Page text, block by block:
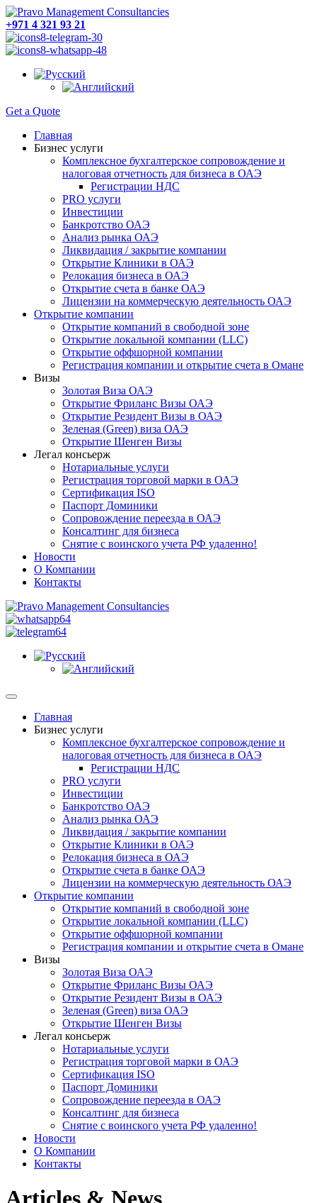
+971 4 321 93 21
Get a Quote
Главная
Бизнес услуги
Комплексное бухгалтерское сопровождение и
налоговая отчетность для бизнеса в ОАЭ
Регистрации НДС
PRO услуги
Инвестиции
Банкротство ОАЭ
Анализ рынка ОАЭ
Ликвидация / закрытие компании
Открытие Клиники в ОАЭ
Релокация бизнеса в ОАЭ
Открытие счета в банке ОАЭ
Лицензии на коммерческую деятельность ОАЭ
Открытие компании
Открытие компаний в свободной зоне
Открытие локальной компании (LLC)
Открытие оффшорной компании
Регистрация компании и открытие счета в Омане
Визы
Золотая Виза ОАЭ
Открытие Фриланс Визы ОАЭ
Открытие Резидент Визы в ОАЭ
Зеленая (Green) виза ОАЭ
Открытие Шенген Визы
Легал консьерж
Нотариальные услуги
Регистрация торговой марки в ОАЭ
Сертификация ISO
Паспорт Доминики
Сопровождение переезда в ОАЭ
Консалтинг для бизнеса
Снятие с воинского учета РФ удаленно!
Новости
О Компании
Контакты
Главная
Бизнес услуги
Комплексное бухгалтерское сопровождение и
налоговая отчетность для бизнеса в ОАЭ
Регистрации НДС
PRO услуги
Инвестиции
Банкротство ОАЭ
Анализ рынка ОАЭ
Ликвидация / закрытие компании
Открытие Клиники в ОАЭ
Релокация бизнеса в ОАЭ
Открытие счета в банке ОАЭ
Лицензии на коммерческую деятельность ОАЭ
Открытие компании
Открытие компаний в свободной зоне
Открытие локальной компании (LLC)
Открытие оффшорной компании
Регистрация компании и открытие счета в Омане
Визы
Золотая Виза ОАЭ
Открытие Фриланс Визы ОАЭ
Открытие Резидент Визы в ОАЭ
Зеленая (Green) виза ОАЭ
Открытие Шенген Визы
Легал консьерж
Нотариальные услуги
Регистрация торговой марки в ОАЭ
Сертификация ISO
Паспорт Доминики
Сопровождение переезда в ОАЭ
Консалтинг для бизнеса
Снятие с воинского учета РФ удаленно!
Новости
О Компании
Контакты